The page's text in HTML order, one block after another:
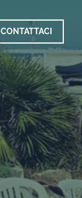
CONTATTACI